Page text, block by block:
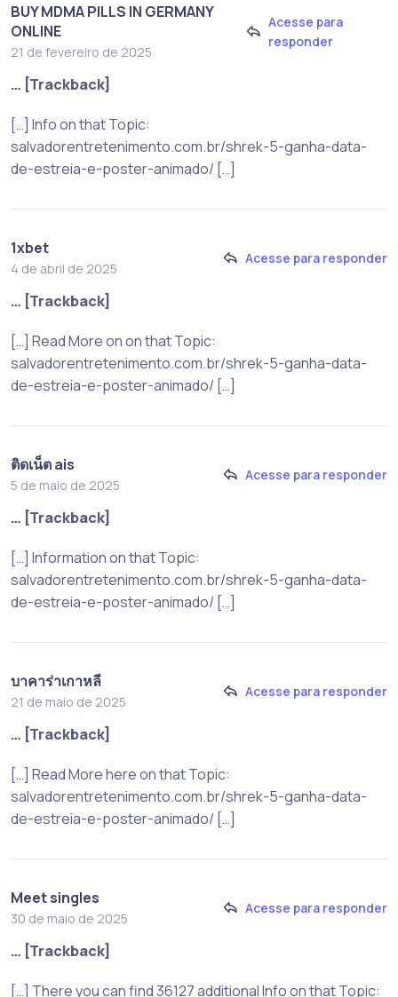
BUY MDMA PILLS IN GERMANY
ONLINE
21 de fevereiro de 2025
Acesse para
responder
… [Trackback]
[…] Info on that Topic:
salvadorentretenimento.com.br/shrek-5-ganha-data-
de-estreia-e-poster-animado/ […]
1xbet
4 de abril de 2025
Acesse para responder
… [Trackback]
[…] Read More on on that Topic:
salvadorentretenimento.com.br/shrek-5-ganha-data-
de-estreia-e-poster-animado/ […]
ติดเน็ต ais
5 de maio de 2025
Acesse para responder
… [Trackback]
[…] Information on that Topic:
salvadorentretenimento.com.br/shrek-5-ganha-data-
de-estreia-e-poster-animado/ […]
บาคาร่าเกาหลี
21 de maio de 2025
Acesse para responder
… [Trackback]
[…] Read More here on that Topic:
salvadorentretenimento.com.br/shrek-5-ganha-data-
de-estreia-e-poster-animado/ […]
Meet singles
30 de maio de 2025
Acesse para responder
… [Trackback]
[…] There you can find 36127 additional Info on that Topic: